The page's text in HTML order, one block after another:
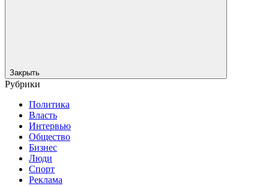
Закрыть
Рубрики
Политика
Власть
Интервью
Общество
Бизнес
Люди
Спорт
Реклама